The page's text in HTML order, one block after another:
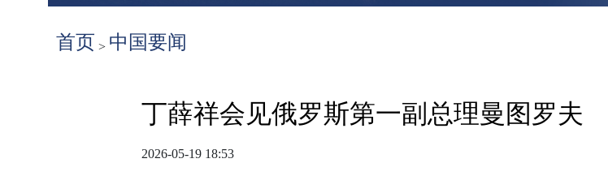
首页 > 中国要闻
丁薛祥会见俄罗斯第一副总理曼图罗夫
2026-05-19 18:53